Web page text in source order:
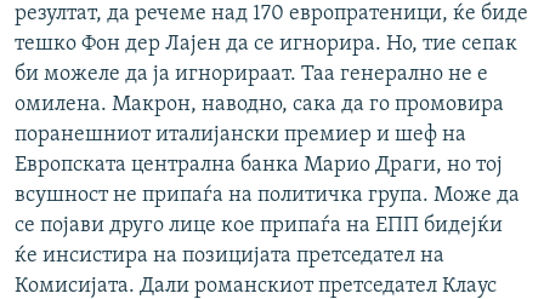
резултат, да речеме над 170 европратеници, ќе биде
тешко Фон дер Лајен да се игнорира. Но, тие сепак
би можеле да ја игнорираат. Таа генерално не е
омилена. Макрон, наводно, сака да го промовира
поранешниот италијански премиер и шеф на
Европската централна банка Марио Драги, но тој
всушност не припаѓа на политичка група. Може да
се појави друго лице кое припаѓа на ЕПП бидејќи
ќе инсистира на позицијата претседател на
Комисијата. Дали романскиот претседател Клаус